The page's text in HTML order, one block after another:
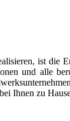
ist die
und alle
Ihnen zu